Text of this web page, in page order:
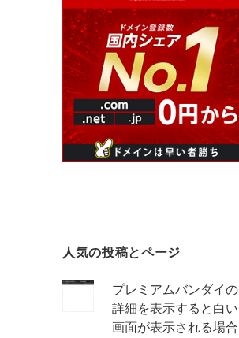
人気の投稿とページ
プレミアムバンダイの
詳細を表示すると白い
画面が表示される場合